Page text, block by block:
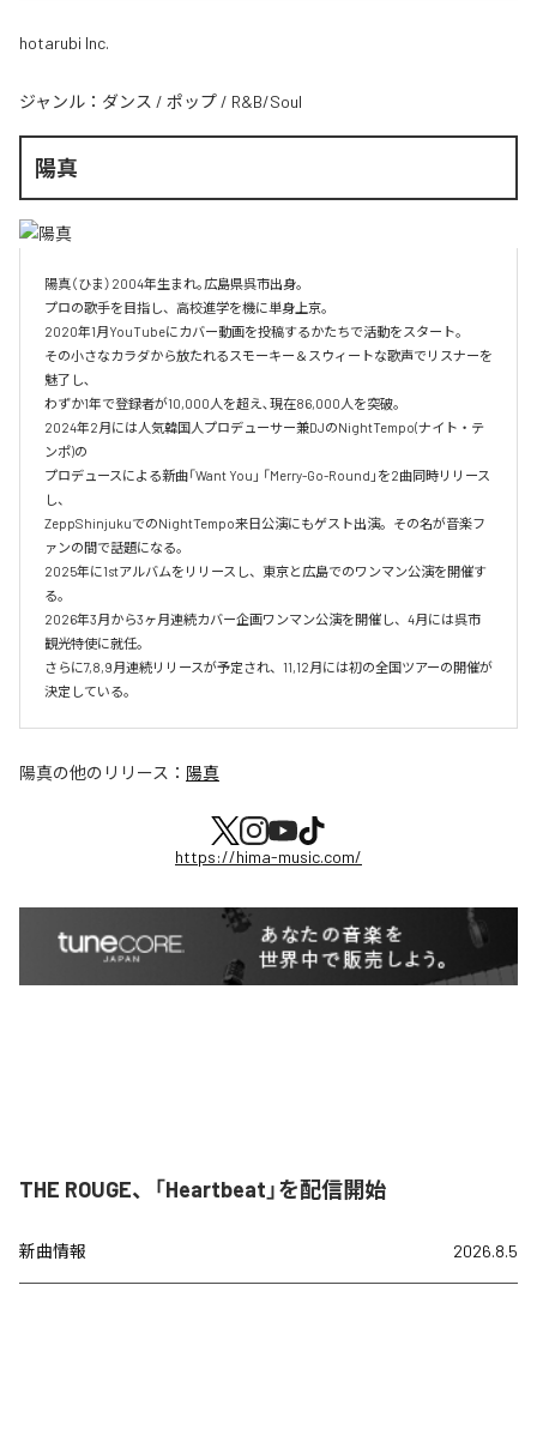
hotarubi Inc.
ジャンル： ダンス / ポップ / R&B/Soul
陽真
陽真（ひま）2004年生まれ｡広島県呉市出身。‌
プロの歌手を目指し、高校進学を機に単身上京。‌
2020年1月YouTubeにカバー動画を投稿するかたちで活動をスタート。‌
その小さなカラダから放たれるスモーキー＆スウィートな歌声でリスナーを
魅了し､‌
わずか1年で登録者が10,000人を超え､現在86,000人を突破。‌
2024年2月には人気韓国人プロデューサー兼DJのNightTempo(ナイト・テ
ンポ)の‌
プロデュースによる新曲「Want You」 「Merry-Go-Round」を2曲同時リリース
し、‌
ZeppShinjukuでのNightTempo来日公演にもゲスト出演。その名が音楽フ
ァンの間で話題になる。‌
2025年に1stアルバムをリリースし、東京と広島でのワンマン公演を開催す
る。
2026年3月から3ヶ月連続カバー企画ワンマン公演を開催し、4月には呉市
観光特使に就任。
さらに7,8,9月連続リリースが予定され、11,12月には初の全国ツアーの開催が
決定している。
陽真の他のリリース： 陽真
https://hima-music.com/
THE ROUGE、「Heartbeat」を配信開始
新曲情報 2026.8.5